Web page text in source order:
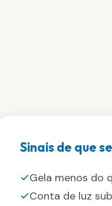
Sinais de que
Gela menos do
Conta de luz